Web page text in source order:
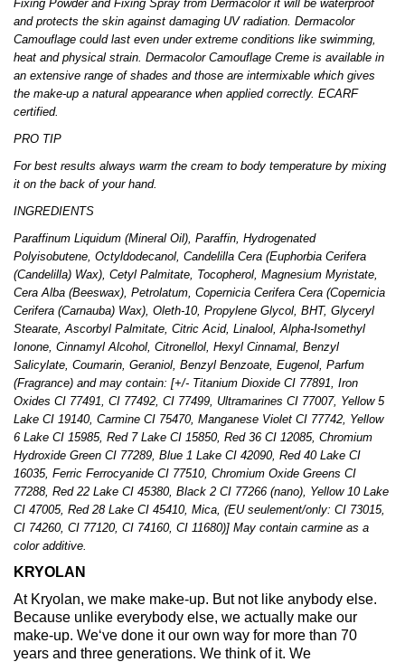
Fixing Powder and Fixing Spray from Dermacolor it will be waterproof
and protects the skin against damaging UV radiation. Dermacolor
Camouflage could last even under extreme conditions like swimming,
heat and physical strain. Dermacolor Camouflage Creme is available in
an extensive range of shades and those are intermixable which gives
the make-up a natural appearance when applied correctly. ECARF
certified.
PRO TIP
For best results always warm the cream to body temperature by mixing
it on the back of your hand.
INGREDIENTS
Paraffinum Liquidum (Mineral Oil), Paraffin, Hydrogenated
Polyisobutene, Octyldodecanol, Candelilla Cera (Euphorbia Cerifera
(Candelilla) Wax), Cetyl Palmitate, Tocopherol, Magnesium Myristate,
Cera Alba (Beeswax), Petrolatum, Copernicia Cerifera Cera (Copernicia
Cerifera (Carnauba) Wax), Oleth-10, Propylene Glycol, BHT, Glyceryl
Stearate, Ascorbyl Palmitate, Citric Acid, Linalool, Alpha-Isomethyl
Ionone, Cinnamyl Alcohol, Citronellol, Hexyl Cinnamal, Benzyl
Salicylate, Coumarin, Geraniol, Benzyl Benzoate, Eugenol, Parfum
(Fragrance) and may contain: [+/- Titanium Dioxide CI 77891, Iron
Oxides CI 77491, CI 77492, CI 77499, Ultramarines CI 77007, Yellow 5
Lake CI 19140, Carmine CI 75470, Manganese Violet CI 77742, Yellow
6 Lake CI 15985, Red 7 Lake CI 15850, Red 36 CI 12085, Chromium
Hydroxide Green CI 77289, Blue 1 Lake CI 42090, Red 40 Lake CI
16035, Ferric Ferrocyanide CI 77510, Chromium Oxide Greens CI
77288, Red 22 Lake CI 45380, Black 2 CI 77266 (nano), Yellow 10 Lake
CI 47005, Red 28 Lake CI 45410, Mica, (EU seulement/only: CI 73015,
CI 74260, CI 77120, CI 74160, CI 11680)] May contain carmine as a
color additive.
KRYOLAN
At Kryolan, we make make-up. But not like anybody else.
Because unlike everybody else, we actually make our
make-up. We‘ve done it our own way for more than 70
years and three generations. We think of it. We